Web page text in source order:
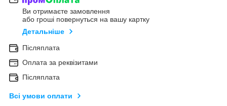
Ви отримаєте замовлення
або гроші повернуться на вашу картку
Детальніше
Післяплата
Оплата за реквізитами
Післяплата
Всі умови оплати